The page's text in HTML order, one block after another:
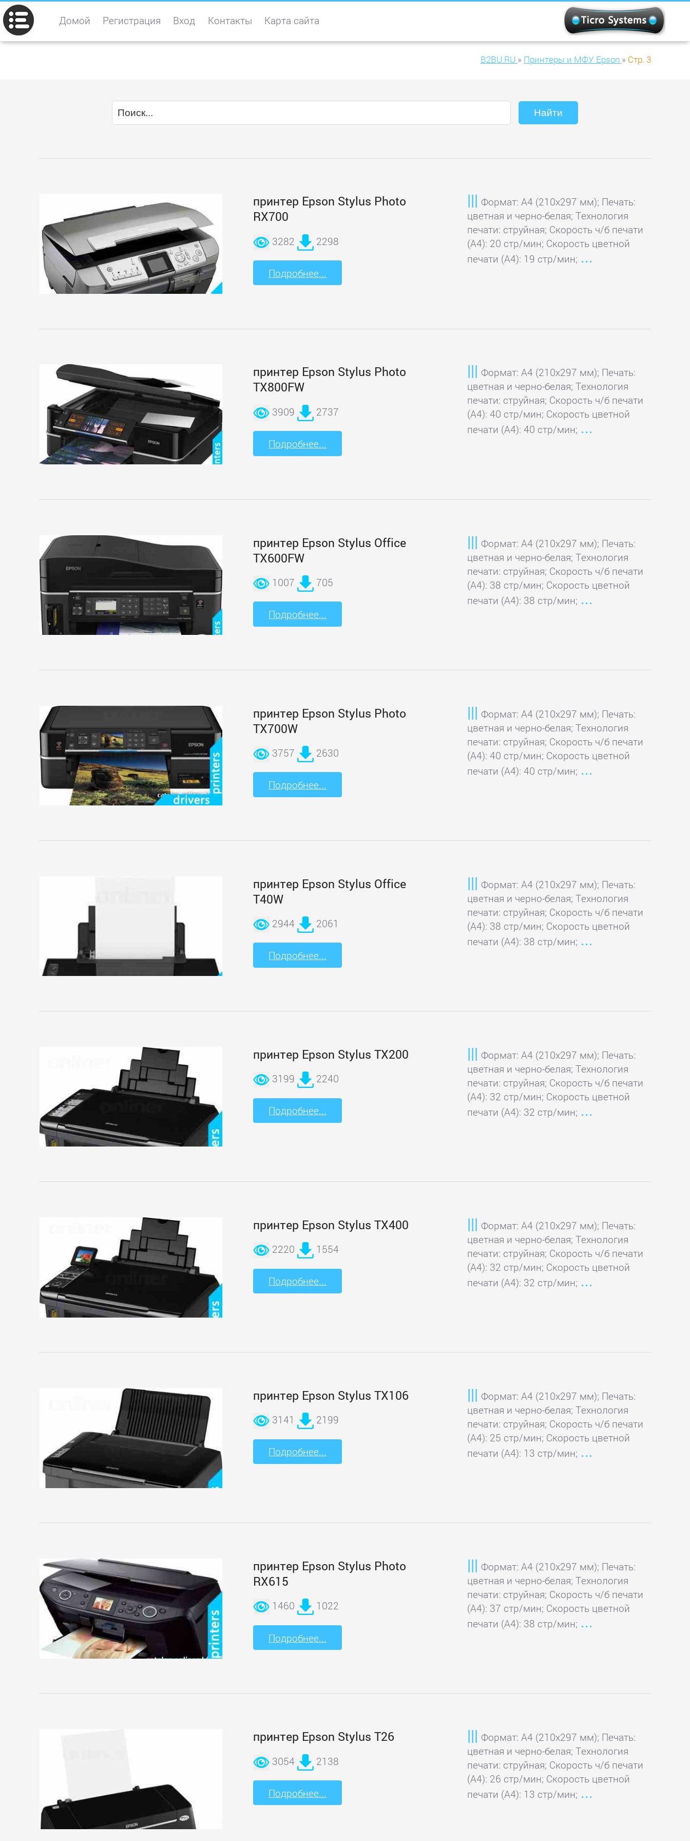
Домой Регистрация Вход Контакты Карта сайта
B2BU.RU » Принтеры и МФУ Epson » Стр. 3
принтер Epson Stylus Photo
RX700
3282 2298
Подробнее...
Формат: A4 (210x297 мм); Печать:
цветная и черно-белая; Технология
печати: струйная; Скорость ч/б печати
(А4): 20 стр/мин; Скорость цветной
печати (А4): 19 стр/мин;
принтер Epson Stylus Photo
TX800FW
3909 2737
Подробнее...
Формат: A4 (210x297 мм); Печать:
цветная и черно-белая; Технология
печати: струйная; Скорость ч/б печати
(А4): 40 стр/мин; Скорость цветной
печати (А4): 40 стр/мин;
принтер Epson Stylus Office
TX600FW
1007 705
Подробнее...
Формат: A4 (210x297 мм); Печать:
цветная и черно-белая; Технология
печати: струйная; Скорость ч/б печати
(А4): 38 стр/мин; Скорость цветной
печати (А4): 38 стр/мин;
принтер Epson Stylus Photo
TX700W
3757 2630
Подробнее...
Формат: A4 (210x297 мм); Печать:
цветная и черно-белая; Технология
печати: струйная; Скорость ч/б печати
(А4): 40 стр/мин; Скорость цветной
печати (А4): 40 стр/мин;
принтер Epson Stylus Office
T40W
2944 2061
Подробнее...
Формат: A4 (210x297 мм); Печать:
цветная и черно-белая; Технология
печати: струйная; Скорость ч/б печати
(А4): 38 стр/мин; Скорость цветной
печати (А4): 38 стр/мин;
принтер Epson Stylus TX200
3199 2240
Подробнее...
Формат: A4 (210x297 мм); Печать:
цветная и черно-белая; Технология
печати: струйная; Скорость ч/б печати
(А4): 32 стр/мин; Скорость цветной
печати (А4): 32 стр/мин;
принтер Epson Stylus TX400
2220 1554
Подробнее...
Формат: A4 (210x297 мм); Печать:
цветная и черно-белая; Технология
печати: струйная; Скорость ч/б печати
(А4): 32 стр/мин; Скорость цветной
печати (А4): 32 стр/мин;
принтер Epson Stylus TX106
3141 2199
Подробнее...
Формат: A4 (210x297 мм); Печать:
цветная и черно-белая; Технология
печати: струйная; Скорость ч/б печати
(А4): 25 стр/мин; Скорость цветной
печати (А4): 13 стр/мин;
принтер Epson Stylus Photo
RX615
1460 1022
Подробнее...
Формат: A4 (210x297 мм); Печать:
цветная и черно-белая; Технология
печати: струйная; Скорость ч/б печати
(А4): 37 стр/мин; Скорость цветной
печати (А4): 38 стр/мин;
принтер Epson Stylus T26
3054 2138
Подробнее...
Формат: A4 (210x297 мм); Печать:
цветная и черно-белая; Технология
печати: струйная; Скорость ч/б печати
(А4): 26 стр/мин; Скорость цветной
печати (А4): 13 стр/мин;
Основное
Домой
Регистрация
Контакты
Карта
ПРИНТЕРЫ
Brother
Canon
Develop
Kodak
Konica
Minolta
Olympus
Sharp